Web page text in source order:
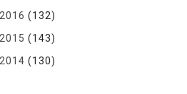
2016 (132)
2015 (143)
2014 (130)